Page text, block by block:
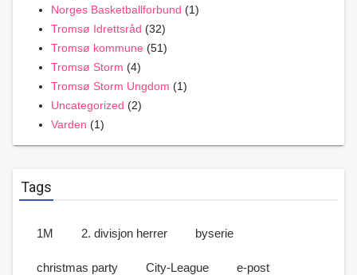
Norges Basketballforbund (1)
Tromsø Idrettsråd (32)
Tromsø kommune (51)
Tromsø Storm (4)
Tromsø Storm Ungdom (1)
Uncategorized (2)
Varden (1)
Tags
1M 2. divisjon herrer byserie
christmas party City-League e-post